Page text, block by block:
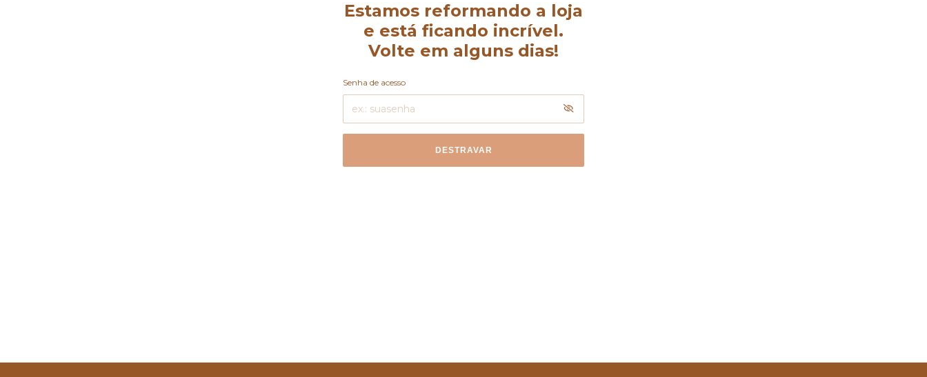
Estamos reformando a loja
e está ficando incrível.
Volte em alguns dias!
Senha de acesso
DESTRAVAR